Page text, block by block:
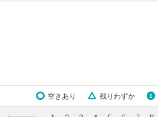
空きあり 残りわずか 1